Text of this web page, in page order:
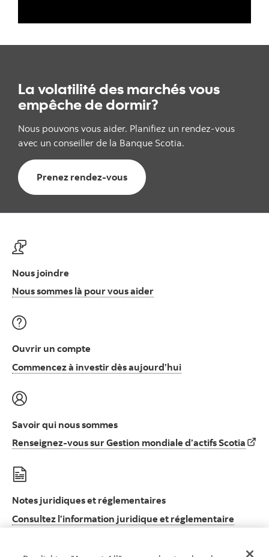
La volatilité des marchés vous
empêche de dormir?
Nous pouvons vous aider. Planifiez un rendez-vous
avec un conseiller de la Banque Scotia.
Prenez rendez-vous
Nous joindre
Nous sommes là pour vous aiderNous sommes là pour
Ouvrir un compte
Commencez à investir dès aujourd’huiCommencez à
Savoir qui nous sommes
Renseignez-vous sur Gestion mondiale d’actifs Scotia
Notes juridiques et réglementaires
Consultez l’information juridique et réglementaire